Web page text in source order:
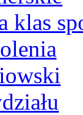
klas